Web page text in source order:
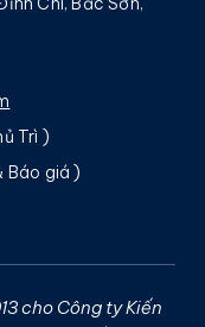
Trì )
Báo giá )
cho Công ty Kiến